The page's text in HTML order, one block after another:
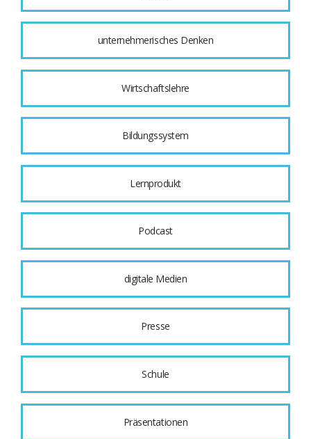
unternehmerisches Denken
Wirtschaftslehre
Bildungssystem
Lernprodukt
Podcast
digitale Medien
Presse
Schule
Präsentationen